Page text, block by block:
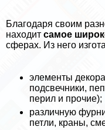
Благодаря своим
находит самое
сферах. Из него
элементы декора
подсвечники,
перил и прочие);
различную
петли, краны,